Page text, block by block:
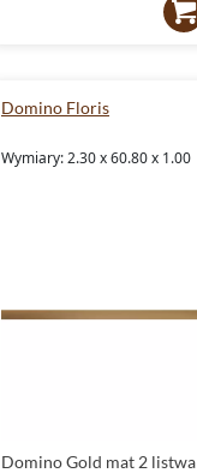
Domino Floris
Wymiary: 2.30 x 60.80 x 1.00
Domino Gold mat 2 listwa